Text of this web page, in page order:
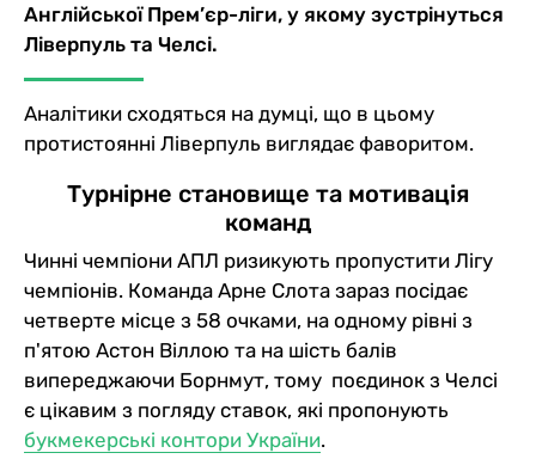
Англійської Прем’єр-ліги, у якому зустрінуться
Ліверпуль та Челсі.
Аналітики сходяться на думці, що в цьому
протистоянні Ліверпуль виглядає фаворитом.
Турнірне становище та мотивація
команд
Чинні чемпіони АПЛ ризикують пропустити Лігу
чемпіонів. Команда Арне Слота зараз посідає
четверте місце з 58 очками, на одному рівні з
п'ятою Астон Віллою та на шість балів
випереджаючи Борнмут, тому поєдинок з Челсі
є цікавим з погляду ставок, які пропонують
букмекерські контори України.